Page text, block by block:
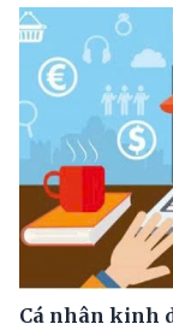
Cá nhân kinh